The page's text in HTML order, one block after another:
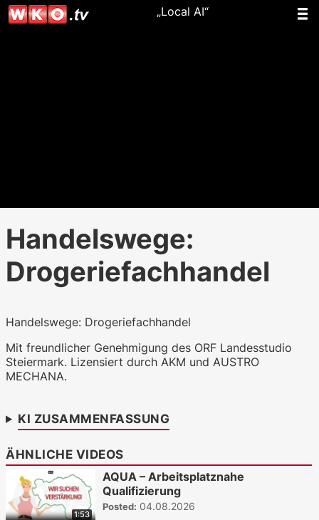
„Local AI“
Handelswege:
Drogeriefachhandel
Handelswege: Drogeriefachhandel
Mit freundlicher Genehmigung des ORF Landesstudio
Steiermark. Lizensiert durch AKM und AUSTRO
MECHANA.
KI ZUSAMMENFASSUNG
ÄHNLICHE VIDEOS
1:53
AQUA – Arbeitsplatznahe
Qualifizierung
Posted: 04.08.2026
WKO.tv KI (lokales LLM gemma-4-
26b-a4b-it, Blackwell)